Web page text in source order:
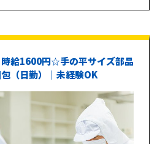
時給1600円☆手の平サイズ部品
（日勤）｜未経験OK